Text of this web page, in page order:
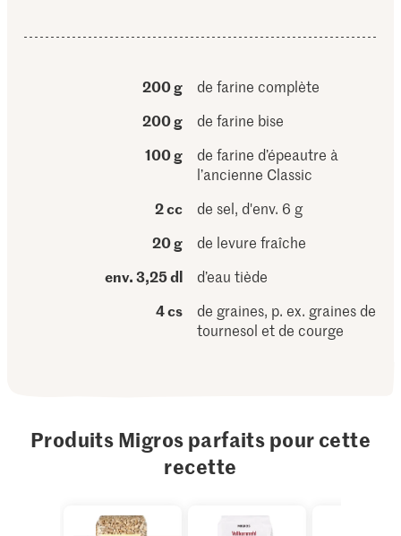
200 g
de farine complète
200 g
de farine bise
100 g
de farine d’épeautre à
l’ancienne Classic
2 cc
de sel, d'env. 6 g
20 g
de levure fraîche
env. 3,25 dl
d’eau tiède
4 cs
de graines, p. ex. graines de
tournesol et de courge
Produits Migros parfaits pour cette
recette